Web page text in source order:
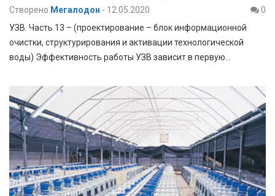
Створено Мегалодон - 12.05.2020
0
УЗВ. Часть 13 – (проектирование – блок информационной
очистки, структурирования и активации технологической
воды) Эффективность работы УЗВ зависит в первую…